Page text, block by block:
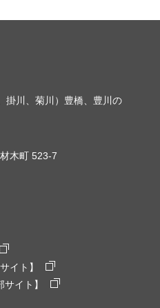
掛川、菊川）豊橋、豊川の
木町 523-7
イト】
イト】